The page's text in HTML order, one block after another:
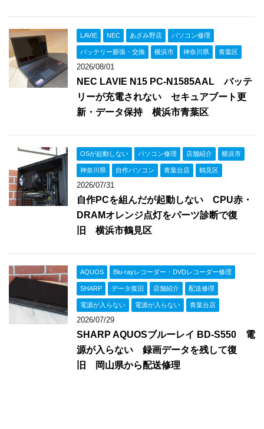
LAVIE NEC あざみ野店 パソコン修理
バッテリー膨張・交換 横浜市 神奈川県 青葉区
2026/08/01
NEC LAVIE N15 PC-N1585AAL バッテ
リーが充電されない セキュアブート更
新・データ保持 横浜市青葉区
OSが起動しない パソコン修理 店舗紹介 横浜市
神奈川県 自作パソコン 青葉台店 鶴見区
2026/07/31
自作PCを組んだが起動しない CPU赤・
DRAMオレンジ点灯をパーツ診断で復
旧 横浜市鶴見区
AQUOS Blu-rayレコーダー・DVDレコーダー修理
SHARP データ復旧 店舗紹介 配送修理
電源が入らない 電源が入らない 青葉台店
2026/07/29
SHARP AQUOSブルーレイ BD-S550 電
源が入らない 録画データを残して復
旧 岡山県から配送修理